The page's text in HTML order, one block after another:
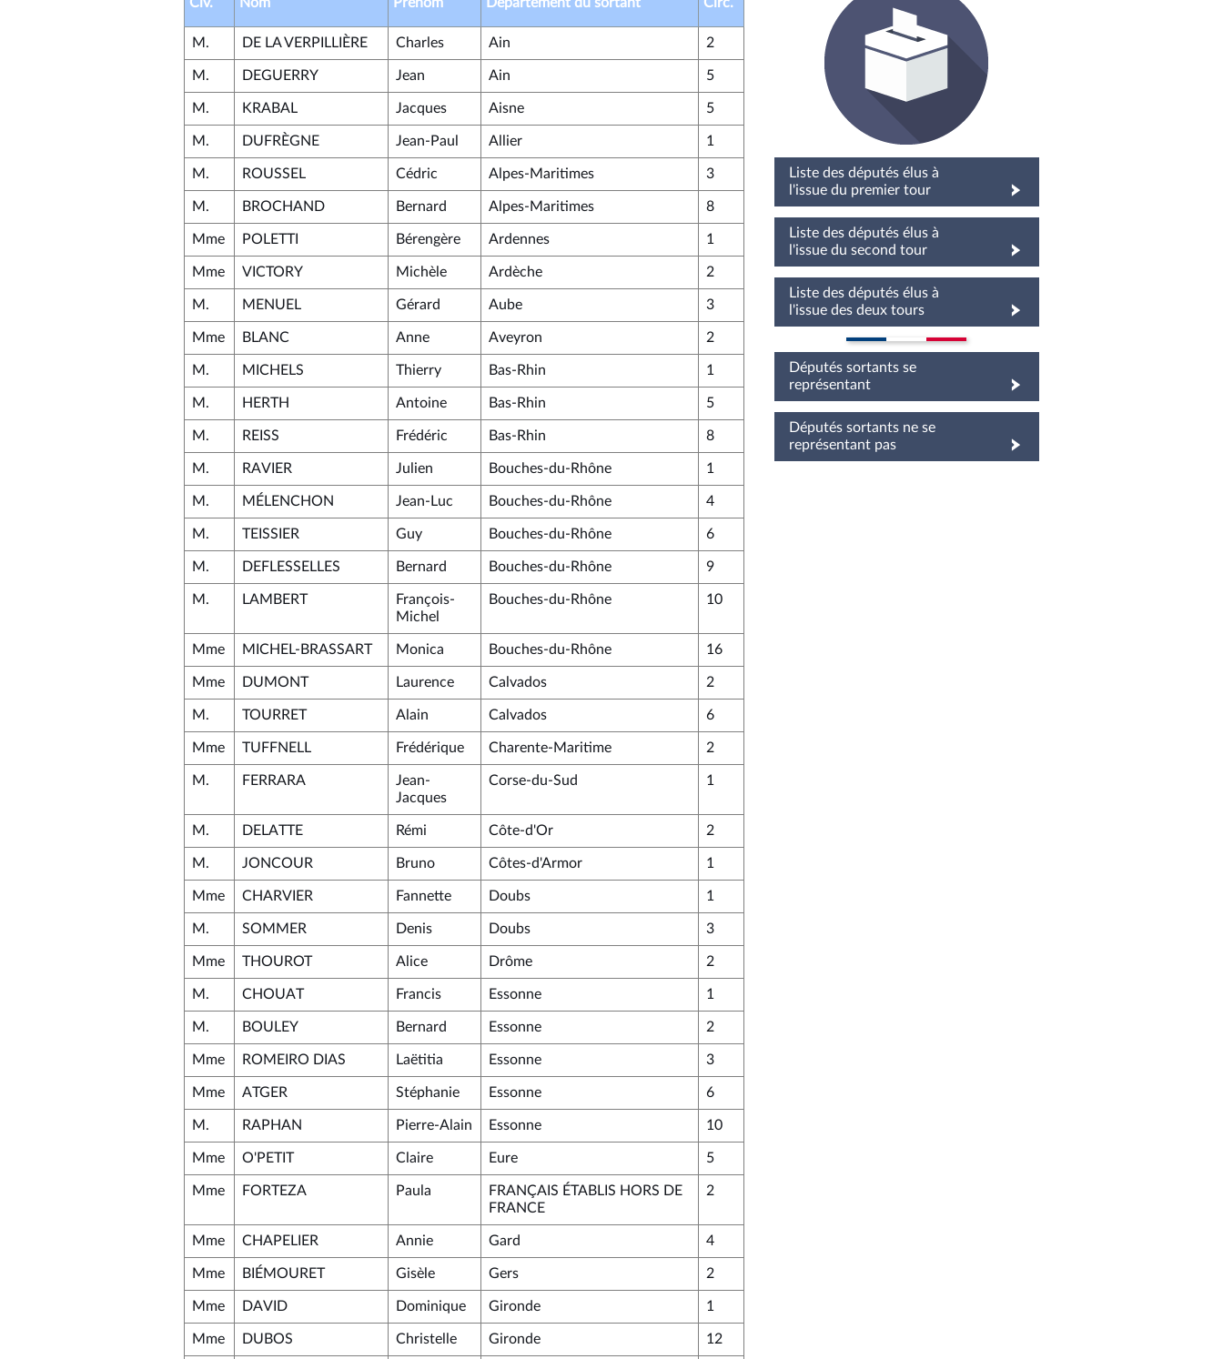
M. DE LA VERPILLIÈRE Charles Ain 2
M. DEGUERRY Jean Ain 5
M. KRABAL Jacques Aisne 5
M. DUFRÈGNE Jean-Paul Allier 1
M. ROUSSEL Cédric Alpes-Maritimes 3
M. BROCHAND Bernard Alpes-Maritimes 8
Mme POLETTI Bérengère Ardennes 1
Mme VICTORY Michèle Ardèche 2
M. MENUEL Gérard Aube 3
Mme BLANC Anne Aveyron 2
M. MICHELS Thierry Bas-Rhin 1
M. HERTH Antoine Bas-Rhin 5
M. REISS Frédéric Bas-Rhin 8
M. RAVIER Julien Bouches-du-Rhône 1
M. MÉLENCHON Jean-Luc Bouches-du-Rhône 4
M. TEISSIER Guy Bouches-du-Rhône 6
M. DEFLESSELLES Bernard Bouches-du-Rhône 9
M. LAMBERT
François-
Michel
Bouches-du-Rhône 10
Mme MICHEL-BRASSART Monica Bouches-du-Rhône 16
Mme DUMONT Laurence Calvados 2
M. TOURRET Alain Calvados 6
Mme TUFFNELL Frédérique Charente-Maritime 2
M. FERRARA
Jean-
Jacques
Corse-du-Sud 1
M. DELATTE Rémi Côte-d'Or 2
M. JONCOUR Bruno Côtes-d'Armor 1
Mme CHARVIER Fannette Doubs 1
M. SOMMER Denis Doubs 3
Mme THOUROT Alice Drôme 2
M. CHOUAT Francis Essonne 1
M. BOULEY Bernard Essonne 2
Mme ROMEIRO DIAS Laëtitia Essonne 3
Mme ATGER Stéphanie Essonne 6
M. RAPHAN Pierre-Alain Essonne 10
Mme O'PETIT Claire Eure 5
Mme FORTEZA Paula
FRANÇAIS ÉTABLIS HORS DE
FRANCE
2
Mme CHAPELIER Annie Gard 4
Mme BIÉMOURET Gisèle Gers 2
Mme DAVID Dominique Gironde 1
Mme DUBOS Christelle Gironde 12
Liste des députés élus à
l'issue du premier tour
Liste des députés élus à
l'issue du second tour
Liste des députés élus à
l'issue des deux tours
Députés sortants se
représentant
Députés sortants ne se
représentant pas